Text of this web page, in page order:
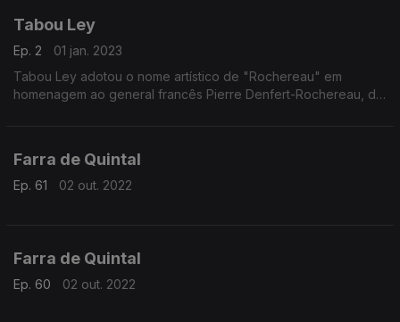
Tabou Ley
Ep. 2
01 jan. 2023
Tabou Ley adotou o nome artístico de "Rochereau" em
homenagem ao general francês Pierre Denfert-Rochereau, de
Farra de Quintal
Ep. 61 02 out. 2022
Farra de Quintal
Ep. 60 02 out. 2022